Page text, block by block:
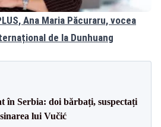
Ana Maria Păcuraru, vocea
de la Dunhuang
în Serbia: doi bărbați, suspectați
lui Vučić